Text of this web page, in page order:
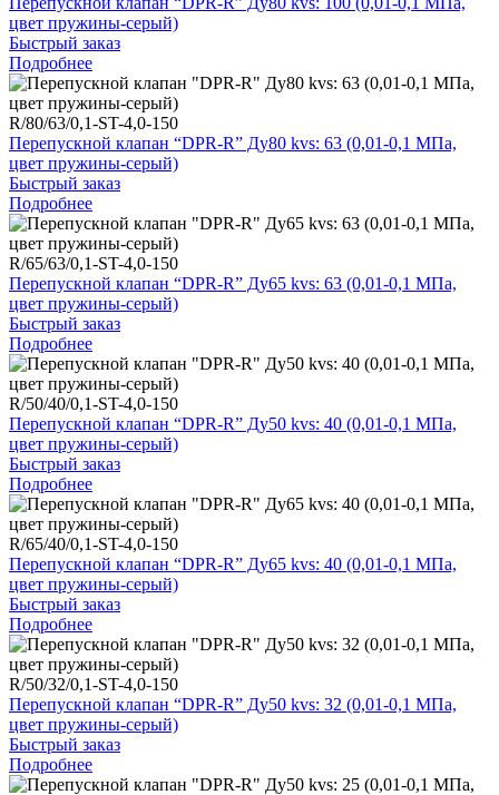
цвет пружины-серый)
Быстрый заказ
Подробнее
R/80/63/0,1-ST-4,0-150
Перепускной клапан “DPR-R” Ду80 kvs: 63 (0,01-0,1 МПа,
цвет пружины-серый)
Быстрый заказ
Подробнее
R/65/63/0,1-ST-4,0-150
Перепускной клапан “DPR-R” Ду65 kvs: 63 (0,01-0,1 МПа,
цвет пружины-серый)
Быстрый заказ
Подробнее
R/50/40/0,1-ST-4,0-150
Перепускной клапан “DPR-R” Ду50 kvs: 40 (0,01-0,1 МПа,
цвет пружины-серый)
Быстрый заказ
Подробнее
R/65/40/0,1-ST-4,0-150
Перепускной клапан “DPR-R” Ду65 kvs: 40 (0,01-0,1 МПа,
цвет пружины-серый)
Быстрый заказ
Подробнее
R/50/32/0,1-ST-4,0-150
Перепускной клапан “DPR-R” Ду50 kvs: 32 (0,01-0,1 МПа,
цвет пружины-серый)
Быстрый заказ
Подробнее